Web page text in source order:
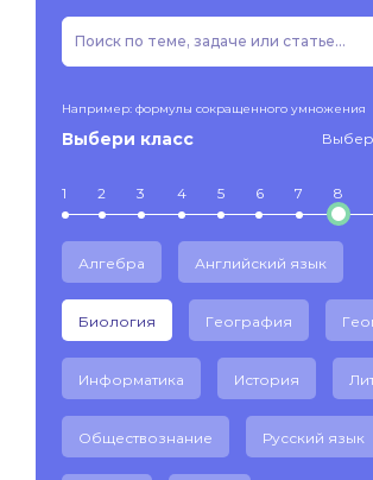
Например: формулы сокращенного умножения
Выбери класс
1 2 3 4 5 6 7 8
Алгебра Английский язык
Биология География
Информатика История
Обществознание Русский язык